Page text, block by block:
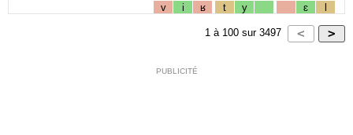
v i ʁ t y ɛ l
1 à 100 sur 3497
PUBLICITÉ